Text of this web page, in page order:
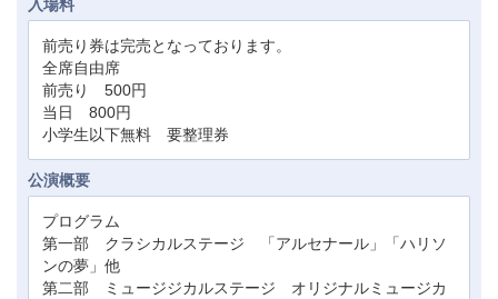
入場料
前売り券は完売となっております。
全席自由席
前売り 500円
当日 800円
小学生以下無料 要整理券
公演概要
プログラム
第一部 クラシカルステージ 「アルセナール」「ハリソ
ンの夢」他
第二部 ミュージジカルステージ オリジナルミュージカ